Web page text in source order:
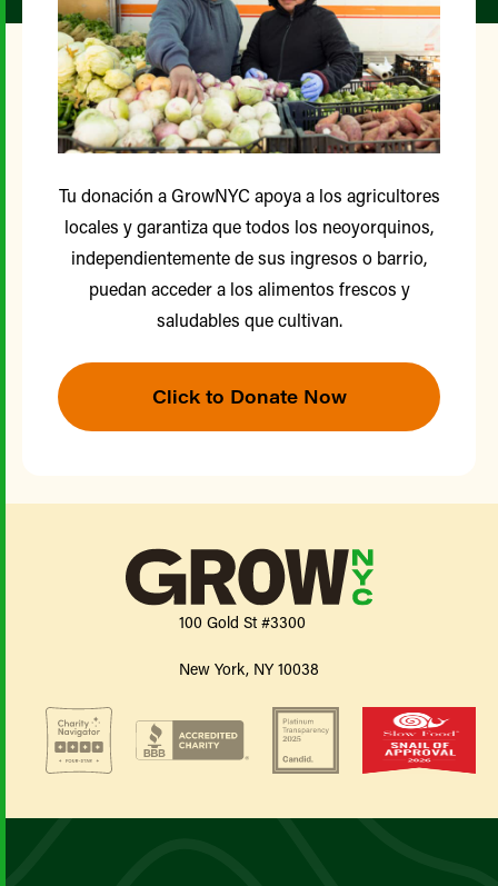
Tu donación a GrowNYC apoya a los agricultores
locales y garantiza que todos los neoyorquinos,
independientemente de sus ingresos o barrio,
puedan acceder a los alimentos frescos y
saludables que cultivan.
Click to Donate Now
100 Gold St #3300
New York, NY 10038